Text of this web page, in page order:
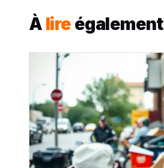
À lire également